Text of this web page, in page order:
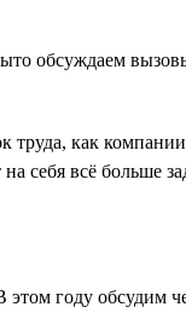
обсуждаем
как
себя всё больше
году обсудим